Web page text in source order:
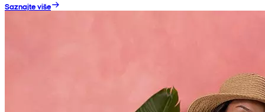
Saznajte više